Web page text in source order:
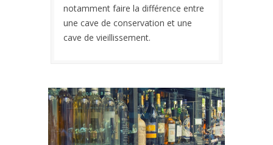
notamment faire la différence entre
une cave de conservation et une
cave de vieillissement.